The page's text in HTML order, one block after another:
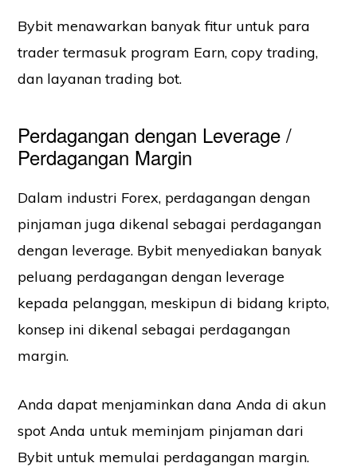
Bybit menawarkan banyak fitur untuk para
trader termasuk program Earn, copy trading,
dan layanan trading bot.
Perdagangan dengan Leverage /
Perdagangan Margin
Dalam industri Forex, perdagangan dengan
pinjaman juga dikenal sebagai perdagangan
dengan leverage. Bybit menyediakan banyak
peluang perdagangan dengan leverage
kepada pelanggan, meskipun di bidang kripto,
konsep ini dikenal sebagai perdagangan
margin.
Anda dapat menjaminkan dana Anda di akun
spot Anda untuk meminjam pinjaman dari
Bybit untuk memulai perdagangan margin.